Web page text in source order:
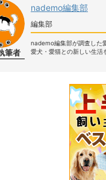
筆者
nademo編集部
編集部
nademo編集部が調査した
愛犬・愛猫との新しい生活